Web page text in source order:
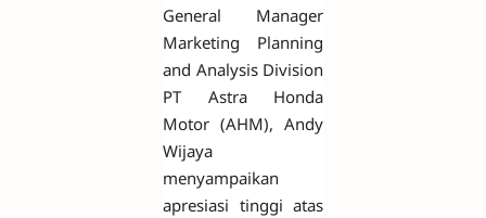
General Manager
Marketing Planning
and Analysis Division
PT Astra Honda
Motor (AHM), Andy
Wijaya
menyampaikan
apresiasi tinggi atas